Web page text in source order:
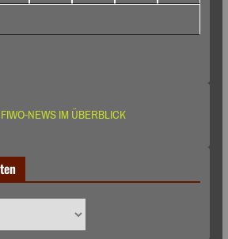
NEWS IM ÜBERBLICK